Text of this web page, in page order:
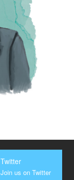
Twitter
Join us on Twitter